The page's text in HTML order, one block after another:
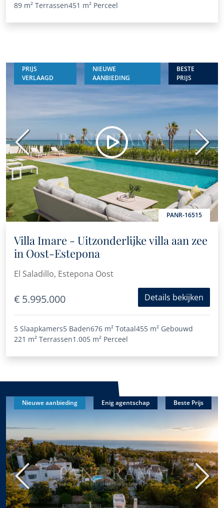
89 m² Terrassen451 m² Perceel
PRIJS
VERLAAGD
NIEUWE
AANBIEDING
BESTE
PRIJS
PANR-16515
Vorige
Villa Imare - Uitzonderlijke villa aan zee
in Oost-Estepona
El Saladillo, Estepona Oost
€ 5.995.000 Details bekijken
5 Slaapkamers5 Baden676 m² Totaal455 m² Gebouwd
221 m² Terrassen1.005 m² Perceel
Vorige
Nieuwe aanbieding Enig agentschap Beste Prijs